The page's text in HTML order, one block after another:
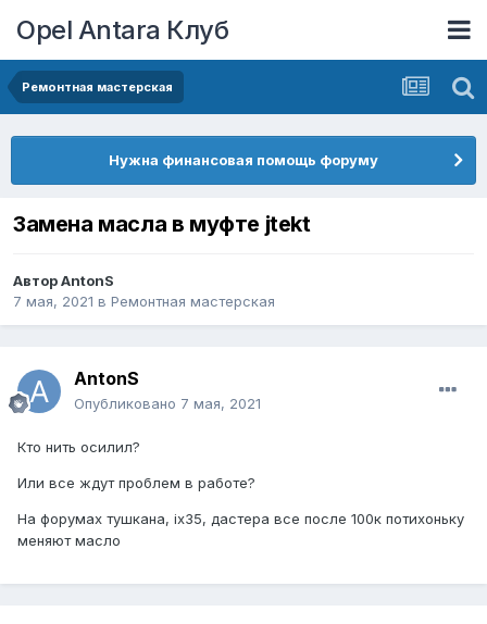
Opel Antara Клуб
Ремонтная мастерская
Нужна финансовая помощь форуму
Замена масла в муфте jtekt
АвторAntonS
7 мая, 2021 в Ремонтная мастерская
AntonS
Опубликовано 7 мая, 2021
Кто нить осилил?
Или все ждут проблем в работе?
На форумах тушкана, ix35, дастера все после 100к потихоньку
меняют масло